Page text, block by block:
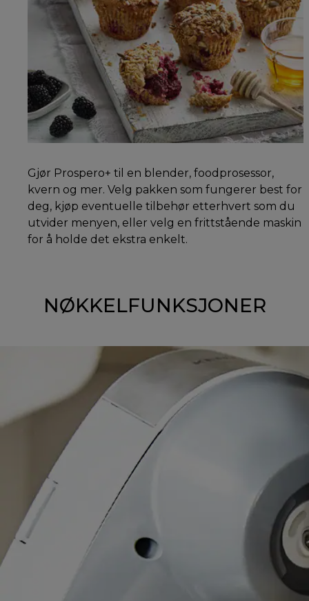
Gjør Prospero+ til en blender, foodprosessor,
kvern og mer. Velg pakken som fungerer best for
deg, kjøp eventuelle tilbehør etterhvert som du
utvider menyen, eller velg en frittstående maskin
for å holde det ekstra enkelt.
NØKKELFUNKSJONER